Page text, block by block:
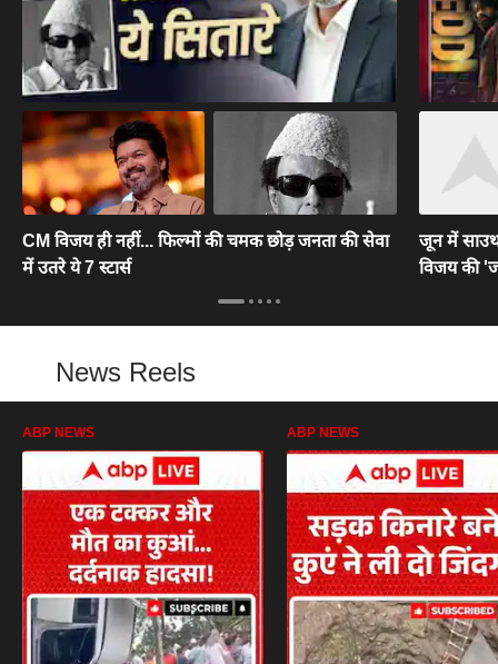
CM विजय ही नहीं... फिल्मों की चमक छोड़ जनता की सेवा
में उतरे ये 7 स्टार्स
जून में साउथ
विजय की
News Reels
ABP NEWS ABP NEWS